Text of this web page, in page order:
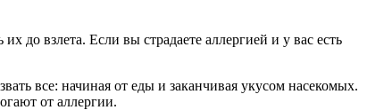
до взлета. Если вы страдаете аллергией и у вас есть
все: начиная от еды и заканчивая укусом насекомых.
от аллергии.